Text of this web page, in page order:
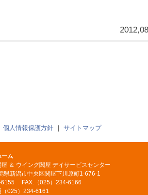
個人情報保護方針 ｜ サイトマップ
ーム
＆ ウイング関屋 デイサービスセンター
新潟市中央区関屋下川原町1-676-1
6155 FAX.（025）234-6166
025）234-6161